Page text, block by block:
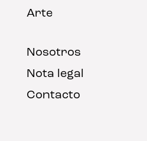
Arte
Nosotros
Nota legal
Contacto